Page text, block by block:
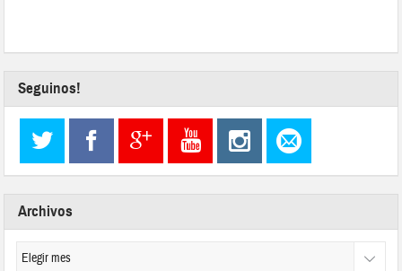
Seguinos!
Archivos